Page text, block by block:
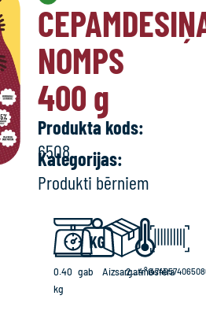
NOMPS
400 g
Produkta kods:
6508
Kategorijas:
Produkti bērniem
0.40
kg
gab Aizsargatmosfēra
2...4°C